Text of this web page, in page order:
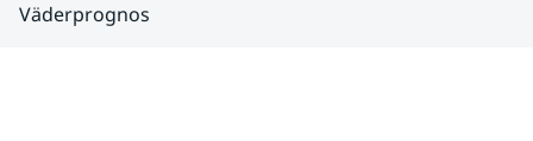
Väderprognos